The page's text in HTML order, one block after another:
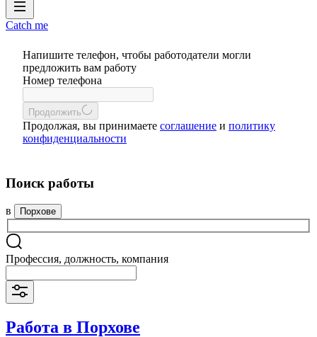
Catch me
Напишите телефон, чтобы работодатели могли
предложить вам работу
Номер телефона
Продолжить
Продолжая, вы принимаете соглашение и политику
конфиденциальности
Поиск работы
в Порхове
Профессия, должность, компания
Работа в Порхове